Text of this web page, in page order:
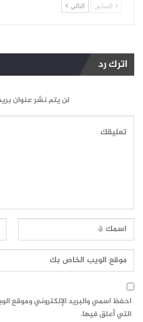
السابق التالي
اترك رد
لن يتم نشر عنوان
احفظ اسمي والبريد الإلكتروني وموقع
التي أعلق فيها.